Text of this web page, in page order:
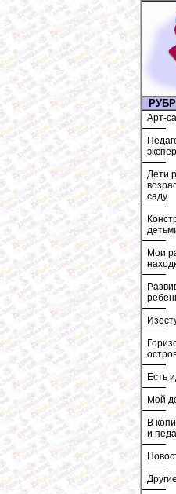
Арт-
Дети
саду
Мои
Есть
Мой
В
и